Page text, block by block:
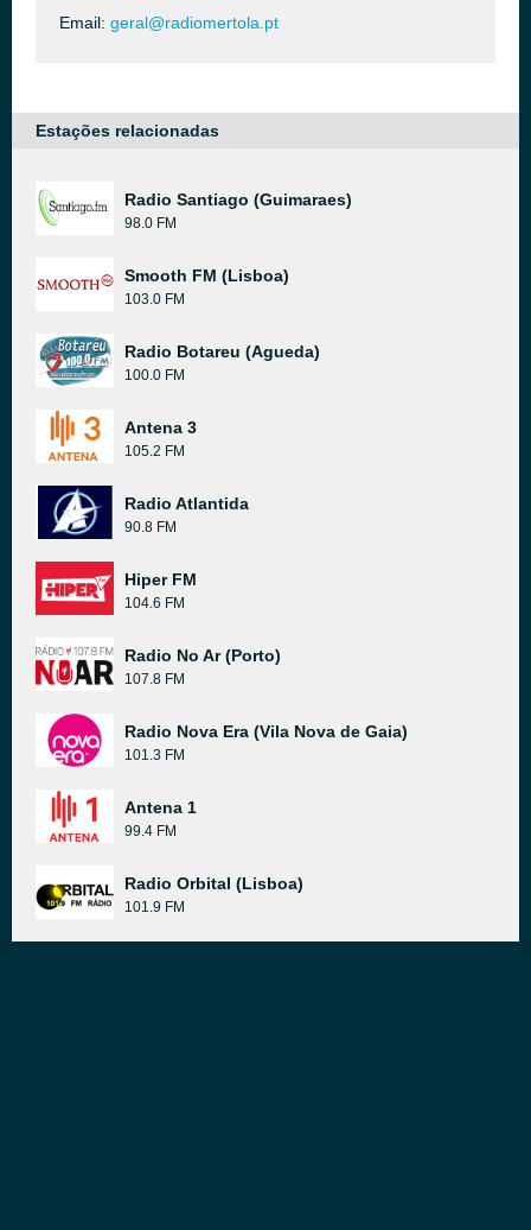
Email: geral@radiomertola.pt
Estações relacionadas
Radio Santiago (Guimaraes)
98.0 FM
Smooth FM (Lisboa)
103.0 FM
Radio Botareu (Agueda)
100.0 FM
Antena 3
105.2 FM
Radio Atlantida
90.8 FM
Hiper FM
104.6 FM
Radio No Ar (Porto)
107.8 FM
Radio Nova Era (Vila Nova de Gaia)
101.3 FM
Antena 1
99.4 FM
Radio Orbital (Lisboa)
101.9 FM